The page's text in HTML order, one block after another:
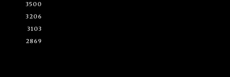
3500
3206
3103
2869